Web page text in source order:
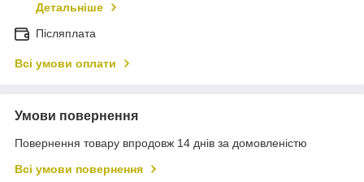
Детальніше
Післяплата
Всі умови оплати
Умови повернення
Повернення товару впродовж 14 днів за домовленістю
Всі умови повернення